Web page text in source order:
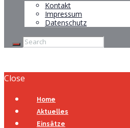
Kontakt
Impressum
Datenschutz
Close
Home
Aktuelles
Einsätze